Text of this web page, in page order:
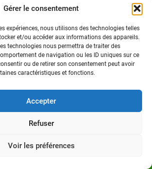
Gérer le consentement
expériences, nous utilisons des technologies telles
et/ou accéder aux informations des appareils.
technologies nous permettra de traiter des
de navigation ou les ID uniques sur ce
ou de retirer son consentement peut avoir
caractéristiques et fonctions.
Accepter
Refuser
Voir les préférences
partenariat stratégique
Kopro Amani appelle la Côte
le cap de la souveraineté